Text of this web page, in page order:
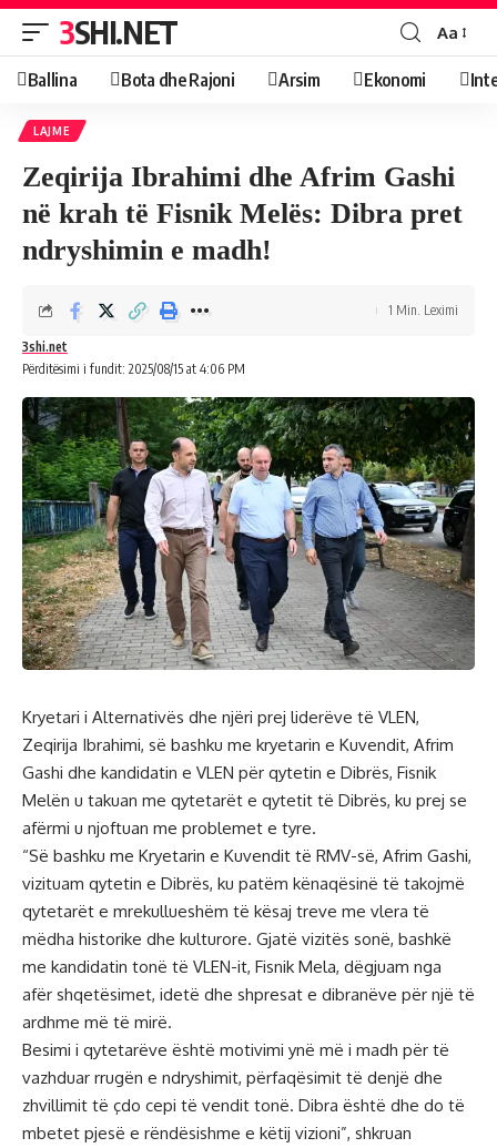
3SHI.NET Aa
Ballina Bota dhe Rajoni Arsim Ekonomi
LAJME
Zeqirija Ibrahimi dhe Afrim Gashi
në krah të Fisnik Melës: Dibra pret
ndryshimin e madh!
Përditësimi i fundit: 2025/08/15 at 4:06 PM
3shi.net
1 Min. Leximi
Kryetari i Alternativës dhe njëri prej liderëve të VLEN,
Zeqirija Ibrahimi, së bashku me kryetarin e Kuvendit, Afrim
Gashi dhe kandidatin e VLEN për qytetin e Dibrës, Fisnik
Melën u takuan me qytetarët e qytetit të Dibrës, ku prej se
afërmi u njoftuan me problemet e tyre.
“Së bashku me Kryetarin e Kuvendit të RMV-së, Afrim Gashi,
vizituam qytetin e Dibrës, ku patëm kënaqësinë të takojmë
qytetarët e mrekullueshëm të kësaj treve me vlera të
mëdha historike dhe kulturore. Gjatë vizitës sonë, bashkë
me kandidatin tonë të VLEN-it, Fisnik Mela, dëgjuam nga
afër shqetësimet, idetë dhe shpresat e dibranëve për një të
ardhme më të mirë.
Besimi i qytetarëve është motivimi ynë më i madh për të
vazhduar rrugën e ndryshimit, përfaqësimit të denjë dhe
zhvillimit të çdo cepi të vendit tonë. Dibra është dhe do të
mbetet pjesë e rëndësishme e këtij vizioni”, shkruan